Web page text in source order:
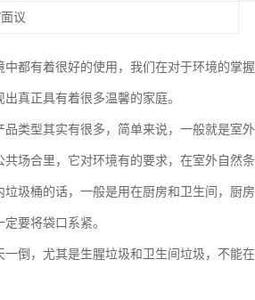
议
都有着很好的使用，我们在对于环境的掌
真正具有着很多温馨的家庭。
类型其实有很多，简单来说，一般就是室
共场合里，它对环境有的要求，在室外自然
垃圾桶的话，一般是用在厨房和卫生间，厨
要将袋口系紧。
倒，尤其是生腥垃圾和卫生间垃圾，不能